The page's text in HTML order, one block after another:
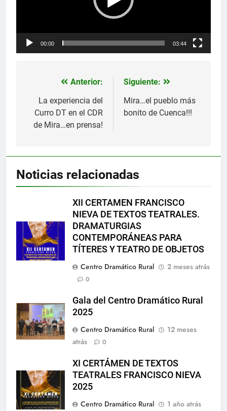
00:00 03:44
Navegación
de
entradas
Anterior:
La experiencia del
Curro DT en el CDR
de Mira…en prensa!
Siguiente:
Mira…el pueblo más
bonito de Cuenca!!!
Noticias relacionadas
XII CERTAMEN FRANCISCO
NIEVA DE TEXTOS TEATRALES.
DRAMATURGIAS
CONTEMPORÁNEAS PARA
TÍTERES Y TEATRO DE OBJETOS
Centro Dramático Rural
2 meses atrás
0
Gala del Centro Dramático Rural
2025
Centro Dramático Rural
12 meses
atrás
0
XI CERTÁMEN DE TEXTOS
TEATRALES FRANCISCO NIEVA
2025
Centro Dramático Rural
1 año atrás